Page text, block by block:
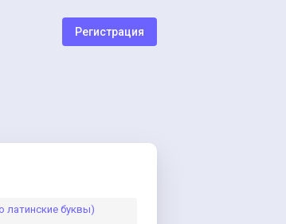
Регистрация
латинские буквы)